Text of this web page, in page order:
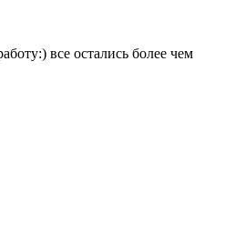
все остались более чем